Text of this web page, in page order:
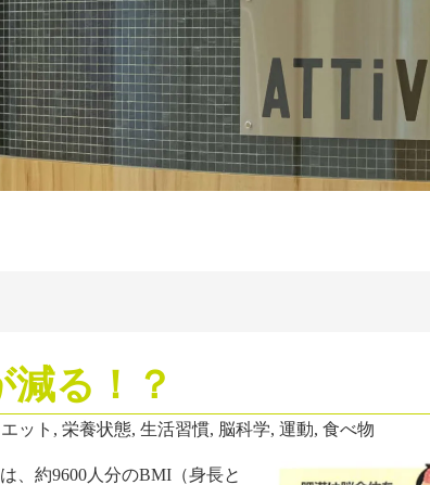
る！？
ット , 栄養状態, 生活習慣, 脳科学, 運動, 食べ物
、約9600人分のBMI（身長と